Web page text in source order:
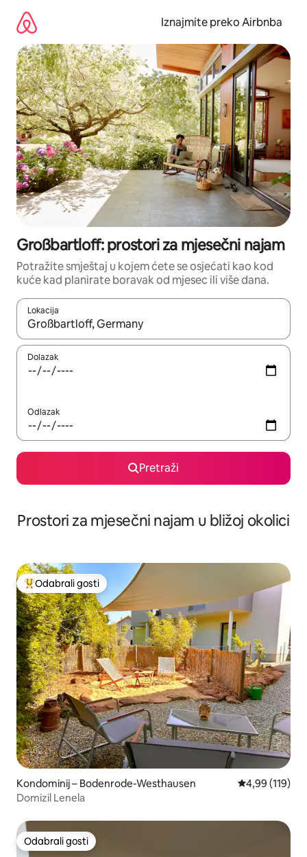
sadržaj
Iznajmite preko Airbnba
Großbartloff: prostori za mjesečni najam
Potražite smještaj u kojem ćete se osjećati kao kod
kuće kad planirate boravak od mjesec ili više dana.
Lokacija
Kada budu dostupni rezultati, moći ćete ih pregledati
Dolazak
Odlazak
Pretraži
Prostori za mjesečni najam u bližoj okolici
Među najviše rangiranima s oznakom „Odabrali gosti”
Odabrali gosti
Kondominij – Bodenrode-Westhausen Prosječna
4,99 (119)
Domizil Lenela
Odabrali gosti
Odabrali gosti